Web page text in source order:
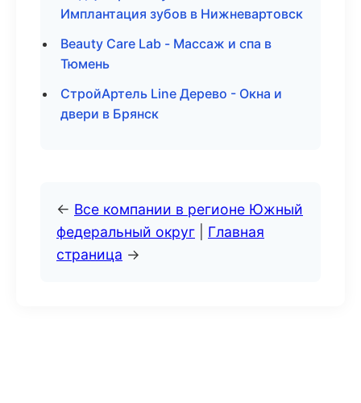
Имплантация зубов в Нижневартовск
Beauty Care Lab - Массаж и спа в
Тюмень
СтройАртель Line Дерево - Окна и
двери в Брянск
← Все компании в регионе Южный
федеральный округ
Главная
страница →